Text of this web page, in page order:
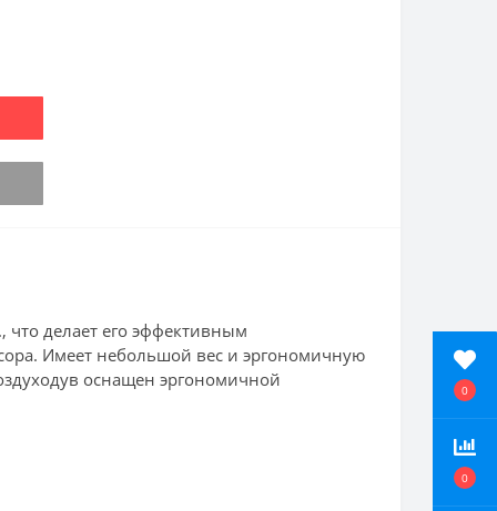
0
0
что делает его эффективным
Имеет небольшой вес и эргономичную
оснащен эргономичной